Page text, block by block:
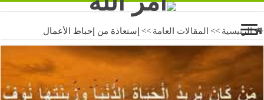
الرئيسية >> المقالات العامة >> إستعاذة من إحباط الأعمال